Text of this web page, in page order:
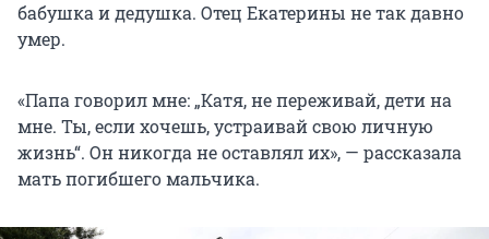
бабушка и дедушка. Отец Екатерины не так давно
умер.
«Папа говорил мне: „Катя, не переживай, дети на
мне. Ты, если хочешь, устраивай свою личную
жизнь“. Он никогда не оставлял их», — рассказала
мать погибшего мальчика.